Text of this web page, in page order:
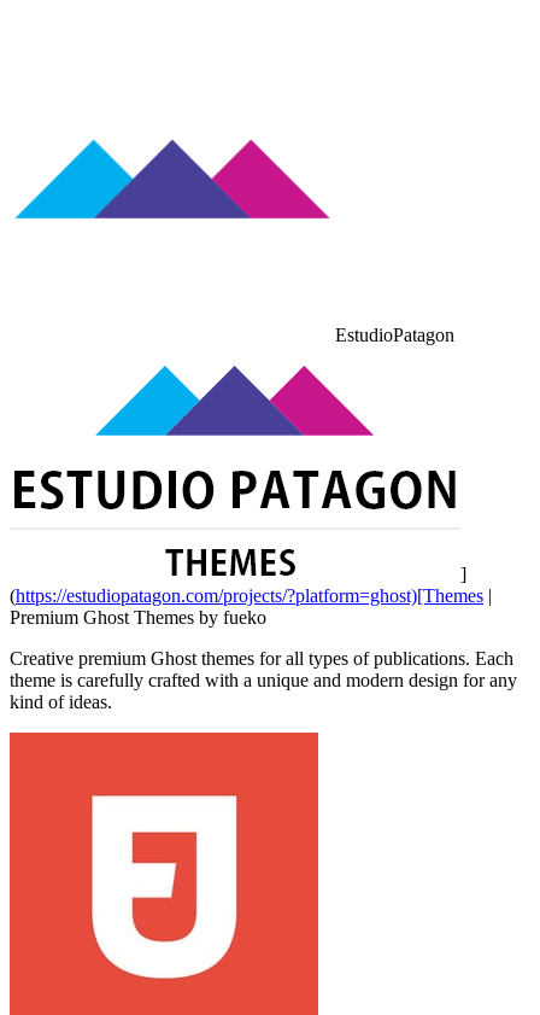
EstudioPatagon
]
(https://estudiopatagon.com/projects/?platform=ghost)[Themes |
Premium Ghost Themes by fueko
Creative premium Ghost themes for all types of publications. Each
theme is carefully crafted with a unique and modern design for any
kind of ideas.